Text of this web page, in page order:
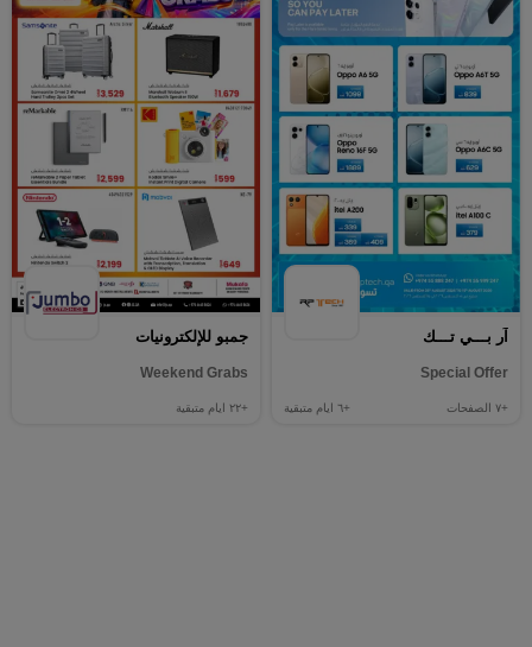
آر بـــي تـــك
Special Offer
+٧ الصفحات +٦ ايام متبقية
جمبو للإلكترونيات
Weekend Grabs
+٢٢ ايام متبقية